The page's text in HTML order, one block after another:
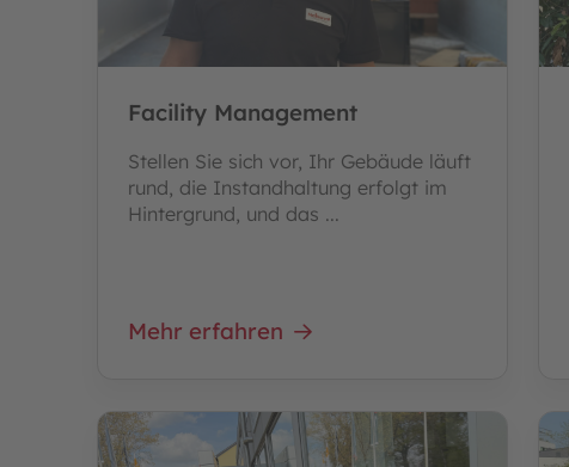
Facility Management
Stellen Sie sich vor, Ihr Gebäude läuft
rund, die Instandhaltung erfolgt im
Hintergrund, und das ...
Mehr erfahren